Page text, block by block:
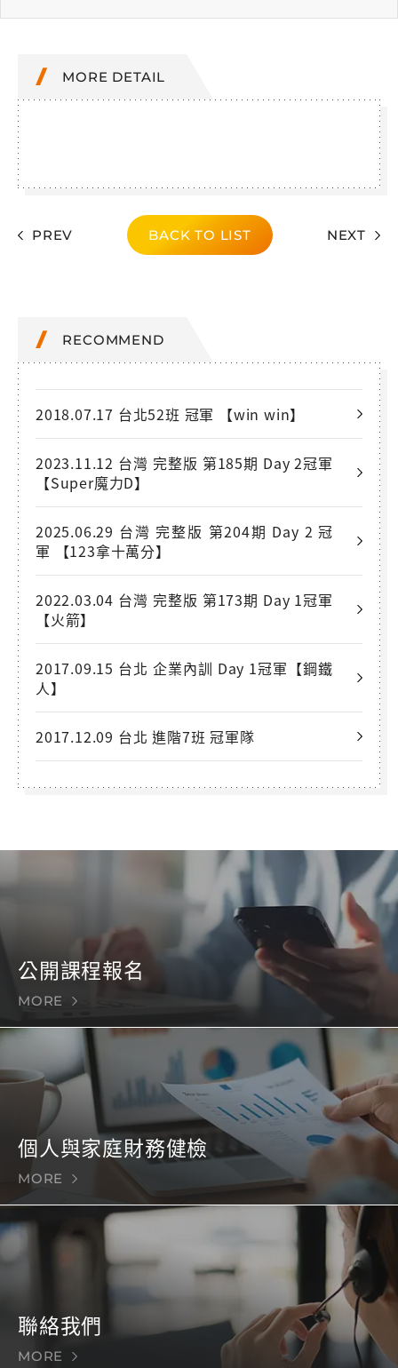
MORE DETAIL
PREV BACK TO LIST NEXT
RECOMMEND
2018.07.17 台北52班 冠軍 【win win】
2023.11.12 台灣 完整版 第185期 Day 2冠軍
【Super魔力D】
2025.06.29 台灣 完整版 第204期 Day 2 冠
軍 【123拿十萬分】
2022.03.04 台灣 完整版 第173期 Day 1冠軍
【火箭】
2017.09.15 台北 企業內訓 Day 1冠軍【鋼鐵
人】
2017.12.09 台北 進階7班 冠軍隊
公開課程報名
MORE
個人與家庭財務健檢
MORE
聯絡我們
MORE